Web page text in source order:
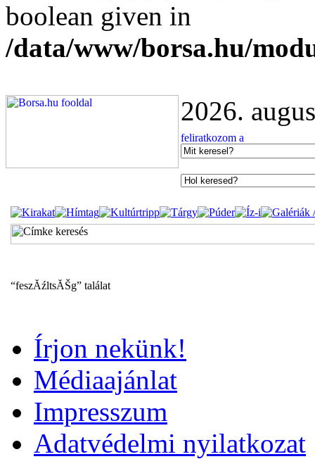
boolean given in
/data/www/borsa.hu/
2026.
“feszĂźltsĂŠg” találat
Írjon nekünk!
Médiaajánlat
Impresszum
Adatvédelmi nyilatkozat